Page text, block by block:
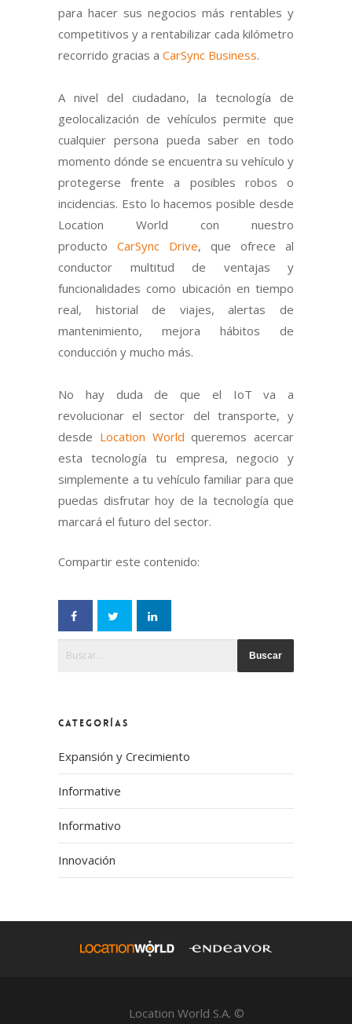
para hacer sus negocios más rentables y
competitivos y a rentabilizar cada kilómetro
recorrido gracias a CarSync Business.
A nivel del ciudadano, la tecnología de
geolocalización de vehículos permite que
cualquier persona pueda saber en todo
momento dónde se encuentra su vehículo y
protegerse frente a posibles robos o
incidencias. Esto lo hacemos posible desde
Location World con nuestro
producto CarSync Drive, que ofrece al
conductor multitud de ventajas y
funcionalidades como ubicación en tiempo
real, historial de viajes, alertas de
mantenimiento, mejora hábitos de
conducción y mucho más.
No hay duda de que el IoT va a
revolucionar el sector del transporte, y
desde Location World queremos acercar
esta tecnología tu empresa, negocio y
simplemente a tu vehículo familiar para que
puedas disfrutar hoy de la tecnología que
marcará el futuro del sector.
Compartir este contenido:
Esto es un campo de búsqueda con una función de
CATEGORÍAS
Expansión y Crecimiento
Informative
Informativo
Innovación
Location World S.A. ©